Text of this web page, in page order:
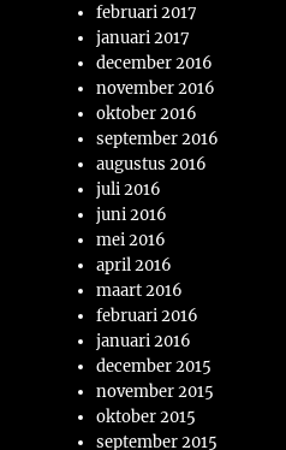
februari 2017
januari 2017
december 2016
november 2016
oktober 2016
september 2016
augustus 2016
juli 2016
juni 2016
mei 2016
april 2016
maart 2016
februari 2016
januari 2016
december 2015
november 2015
oktober 2015
september 2015